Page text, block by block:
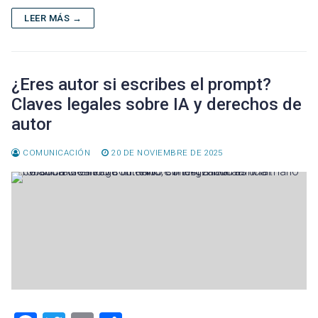
o
ok
LEER MÁS →
¿Eres autor si escribes el prompt?
Claves legales sobre IA y derechos de
autor
COMUNICACIÓN 20 DE NOVIEMBRE DE 2025